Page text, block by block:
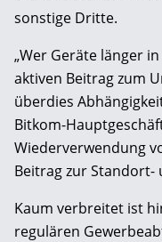
sonstige Dritte.
„Wer Geräte länger
aktiven Beitrag zum
überdies
Bitkom-
Wiederverwendung
Beitrag zur Standort-
Kaum verbreitet ist
regulären